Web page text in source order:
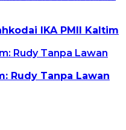
IKA PMII Kaltim
Rudy Tanpa Lawan